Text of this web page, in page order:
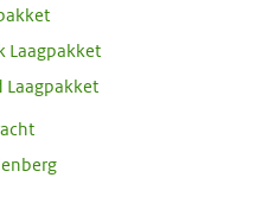
Laagpakket
Laagpakket